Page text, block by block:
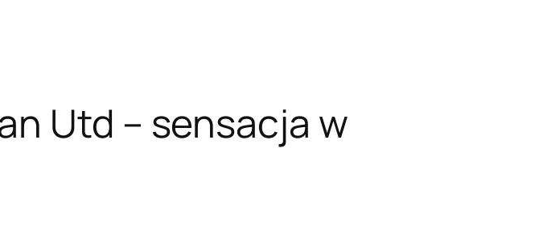
Utd – sensacja w